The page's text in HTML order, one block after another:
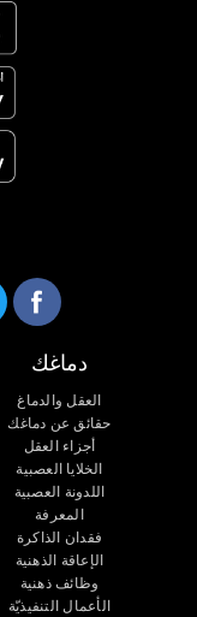
دماغك
العقل والدماغ
حقائق عن دماغك
أجزاء العقل
الخلايا العصبية
اللدونة العصبية
المعرفة
فقدان الذاكرة
الإعاقة الذهنية
وظائف ذهنية
الأعمال التنفيذيّة